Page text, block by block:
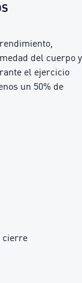
del cuerpo y
el ejercicio
un 50% de
cierre